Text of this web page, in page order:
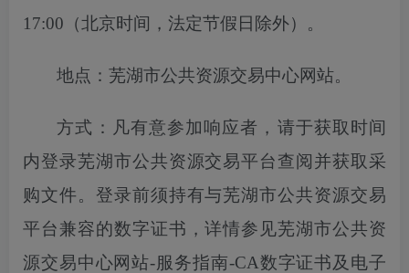
17:00（北京时间，法定节假日除外）。
地点：芜湖市公共资源交易中心网站。
方式：凡有意参加响应者，请于获取时间
内登录芜湖市公共资源交易平台查阅并获取采
购文件。登录前须持有与芜湖市公共资源交易
平台兼容的数字证书，详情参见芜湖市公共资
源交易中心网站-服务指南-CA数字证书及电子